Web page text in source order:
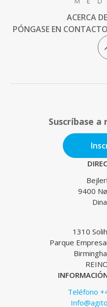
ACERCA
PÓNGASE EN
Suscríbase
9400
1310
Parque
Teléfono